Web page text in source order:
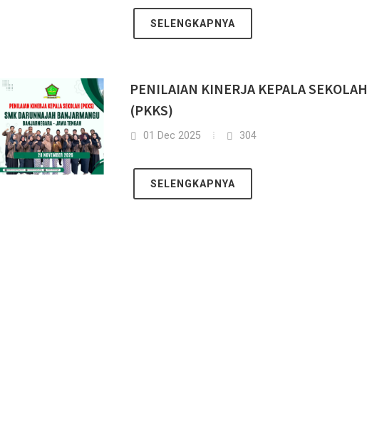
SELENGKAPNYA
PENILAIAN KINERJA KEPALA SEKOLAH
(PKKS)
01 Dec 2025 304
SELENGKAPNYA